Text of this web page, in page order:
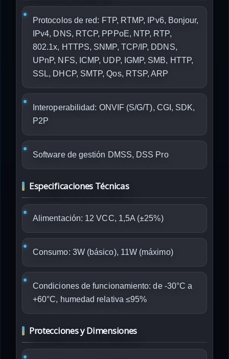
Protocolos de red: FTP, RTMP, IPv6, Bonjour,
IPv4, DNS, RTCP, PPPoE, NTP, RTP,
802.1x, HTTPS, SNMP, TCP/IP, DDNS,
UPnP, NFS, ICMP, UDP, IGMP, SMB, HTTP,
SSL, DHCP, SMTP, Qos, RTSP, ARP
Interoperabilidad: ONVIF (S/G/T), CGI, SDK,
P2P
Software de gestión DMSS, DSS Pro
Especificaciones Técnicas
Alimentación: 12 VCC, 1,5A (±25%)
Consumo: 3W (básico), 11W (máximo)
Condiciones de funcionamiento: de -30°C a
+60°C, humedad relativa ≤95%
Protecciones y Dimensiones